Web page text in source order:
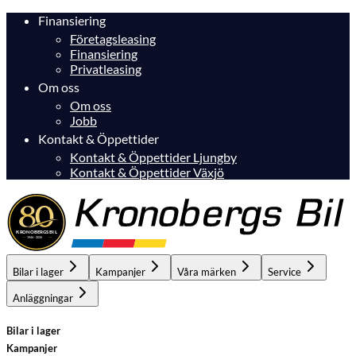
Finansiering
Företagsleasing
Finansiering
Privatleasing
Om oss
Om oss
Jobb
Kontakt & Öppettider
Kontakt & Öppettider Ljungby
Kontakt & Öppettider Växjö
Bilar i lager Kampanjer Våra märken Service
Anläggningar
Bilar i lager
Kampanjer